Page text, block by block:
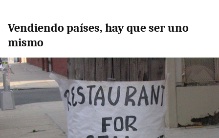
Vendiendo países, hay que ser uno
mismo